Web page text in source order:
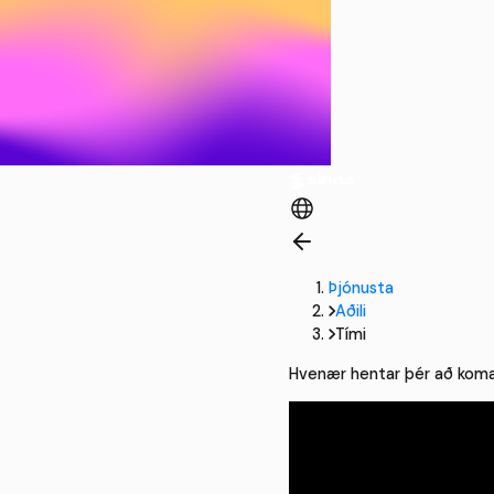
Þjónusta
Aðili
Tími
Hvenær hentar þér að